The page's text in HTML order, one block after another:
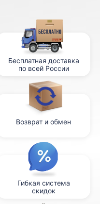
Бесплатная доставка
по всей России
Возврат и обмен
Гибкая система
скидок